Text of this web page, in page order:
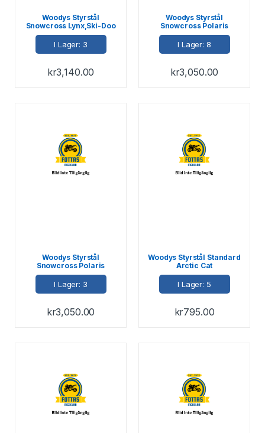
Woodys Styrstål
Snowcross Lynx,Ski-Doo
I Lager: 3
kr3,140.00
Woodys Styrstål
Snowcross Polaris
I Lager: 8
kr3,050.00
Woodys Styrstål
Snowcross Polaris
I Lager: 3
kr3,050.00
Woodys Styrstål Standard
Arctic Cat
I Lager: 5
kr795.00